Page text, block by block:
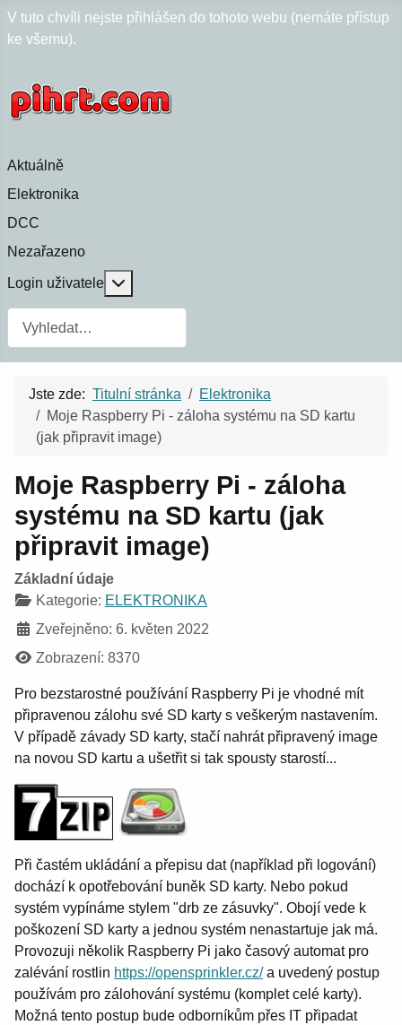
V tuto chvíli nejste přihlášen do tohoto webu (nemáte přístup
ke všemu).
Aktuálně
Elektronika
DCC
Nezařazeno
Login uživatele
Jste zde: Titulní stránka
Elektronika
Moje Raspberry Pi - záloha systému na SD kartu
(jak připravit image)
Moje Raspberry Pi - záloha
systému na SD kartu (jak
připravit image)
Základní údaje
Kategorie: ELEKTRONIKA
Zveřejněno: 6. květen 2022
Zobrazení: 8370
Pro bezstarostné používání Raspberry Pi je vhodné mít
připravenou zálohu své SD karty s veškerým nastavením.
V případě závady SD karty, stačí nahrát připravený image
na novou SD kartu a ušetřit si tak spousty starostí...
Při častém ukládání a přepisu dat (například při logování)
dochází k opotřebování buněk SD karty. Nebo pokud
systém vypínáme stylem "drb ze zásuvky". Obojí vede k
poškození SD karty a jednou systém nenastartuje jak má.
Provozuji několik Raspberry Pi jako časový automat pro
zalévání rostlin https://opensprinkler.cz/a uvedený postup
používám pro zálohování systému (komplet celé karty).
Možná tento postup bude odborníkům přes IT připadat